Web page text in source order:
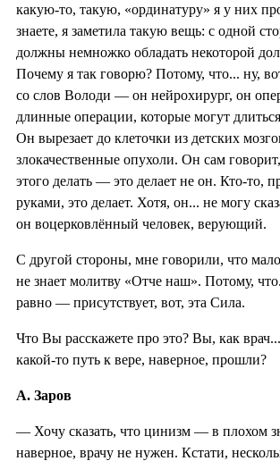
какую-то, такую, «ординатуру» я у них
знаете, я заметила такую вещь: с одной
должны немножко обладать некоторой
Почему я так говорю? Потому, что... ну,
со слов Володи — он нейрохирург, он
длинные операции, которые могут
Он вырезает до клеточки из детских
злокачественные опухоли. Он сам
этого делать — это делает не он. Кто-то,
руками, это делает. Хотя, он... не могу
он воцерковлённый человек, верующий.
С другой стороны, мне говорили, что
не знает молитву «Отче наш». Потому,
равно — присутствует, вот, эта Сила.
Что Вы расскажете про это? Вы, как
какой-то путь к вере, наверное, прошли?
А. Заров
— Хочу сказать, что цинизм — в плохом
наверное, врачу не нужен. Кстати,